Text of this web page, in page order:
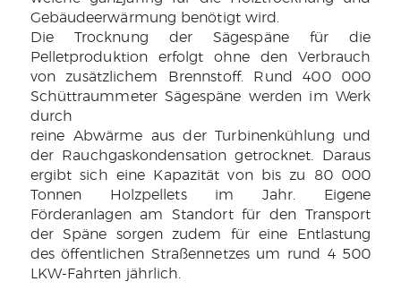
Gebäudeerwärmung benötigt wird.
Die Trocknung der Sägespäne für die
Pelletproduktion erfolgt ohne den Verbrauch
von zusätzlichem Brennstoff. Rund 400 000
Schüttraummeter Sägespäne werden im Werk
durch
reine Abwärme aus der Turbinenkühlung und
der Rauchgaskondensation getrocknet. Daraus
ergibt sich eine Kapazität von bis zu 80 000
Tonnen Holzpellets im Jahr. Eigene
Förderanlagen am Standort für den Transport
der Späne sorgen zudem für eine Entlastung
des öffentlichen Straßennetzes um rund 4 500
LKW-Fahrten jährlich.